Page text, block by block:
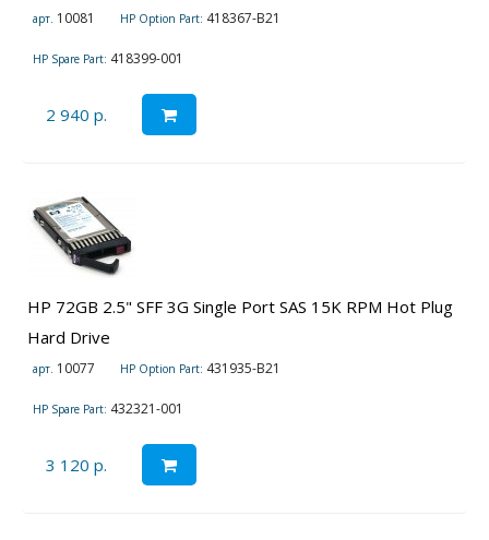
арт. 10081 HP Option Part: 418367-B21
HP Spare Part: 418399-001
2 940 р.
HP 72GB 2.5" SFF 3G Single Port SAS 15K RPM Hot Plug
Hard Drive
арт. 10077 HP Option Part: 431935-B21
HP Spare Part: 432321-001
3 120 р.